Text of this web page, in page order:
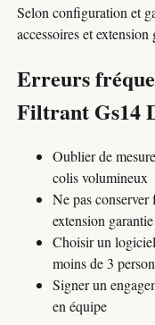
Selon configuration et
accessoires et extension
Erreurs
Filtrant Gs14
Oublier de
colis volumineux
Ne pas
extension garantie
Choisir un
moins de 3
Signer un
en équipe